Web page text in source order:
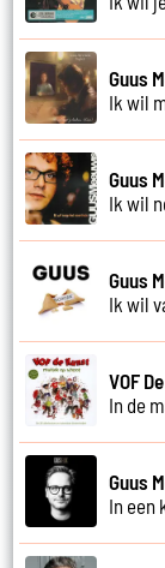
Guus
Ik wil
Guus
Ik wil
Guus
Ik wil
VOF
In de
Guus
In een